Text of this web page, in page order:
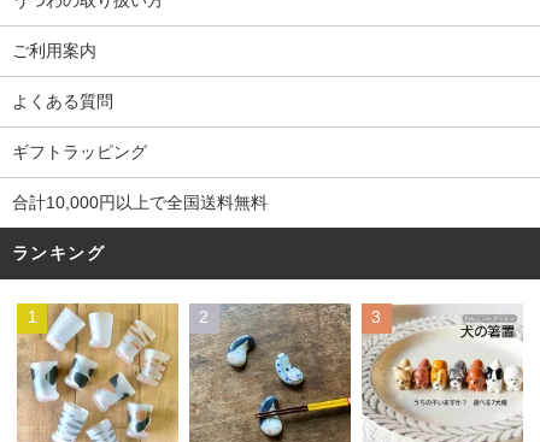
ご利用案内
よくある質問
ギフトラッピング
合計10,000円以上で全国送料無料
ランキング
1 2 3